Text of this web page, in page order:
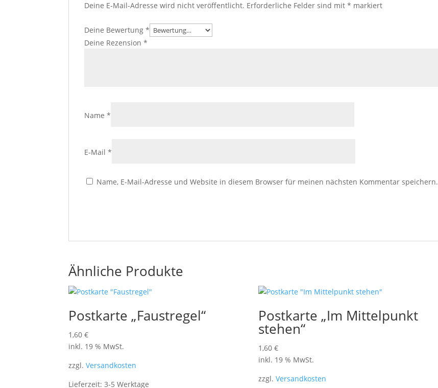
Deine E-Mail-Adresse wird nicht veröffentlicht. Erforderliche Felder sind mit* markiert
Deine Bewertung*
Deine Rezension*
Name*
E-Mail*
Name, E-Mail-Adresse und Website in diesem Browser für meinen nächsten Kommentar speichern.
Ähnliche Produkte
Postkarte „Faustregel“
1,60€
inkl. 19 % MwSt.
zzgl.Versandkosten
Lieferzeit:3-5 Werktage
Postkarte „Im Mittelpunkt
stehen“
1,60 €
inkl. 19 % MwSt.
zzgl. Versandkosten